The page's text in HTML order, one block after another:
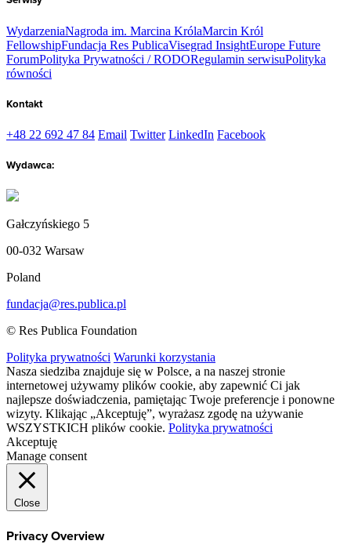
WydarzeniaNagroda im. Marcina KrólaMarcin Król
FellowshipFundacja Res PublicaVisegrad InsightEurope Future
ForumPolityka Prywatności / RODORegulamin serwisuPolityka
równości
Kontakt
+48 22 692 47 84 Email Twitter LinkedIn Facebook
Wydawca:
Gałczyńskiego 5
00-032 Warsaw
Poland
fundacja@res.publica.pl
© Res Publica Foundation
Polityka prywatności Warunki korzystania
Nasza siedziba znajduje się w Polsce, a na naszej stronie
internetowej używamy plików cookie, aby zapewnić Ci jak
najlepsze doświadczenia, pamiętając Twoje preferencje i ponowne
wizyty. Klikając „Akceptuję”, wyrażasz zgodę na używanie
WSZYSTKICH plików cookie. Polityka prywatności
Akceptuję
Manage consent
Close
Privacy Overview